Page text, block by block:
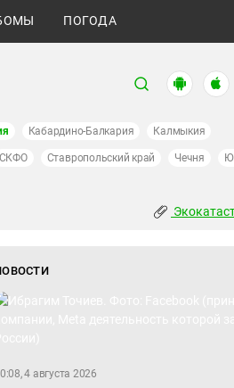
ПОГОДА
Кабардино-Балкария Калмыкия
СКФО Ставропольский край Чечня
4 августа 2026